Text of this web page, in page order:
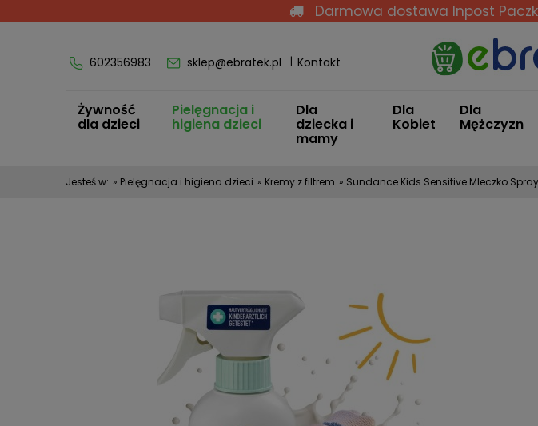
Darmowa dostawa Inpost
602356983 sklep@ebratek.pl Kontakt
Żywność
dla dzieci
Pielęgnacja i
higiena dzieci
Dla
dziecka i
mamy
Dla
Kobiet
Dla
Mężczyzn
Jesteś w: » Pielęgnacja i higiena dzieci » Kremy z filtrem » Sundance Kids Sensitive Mleczko Spray